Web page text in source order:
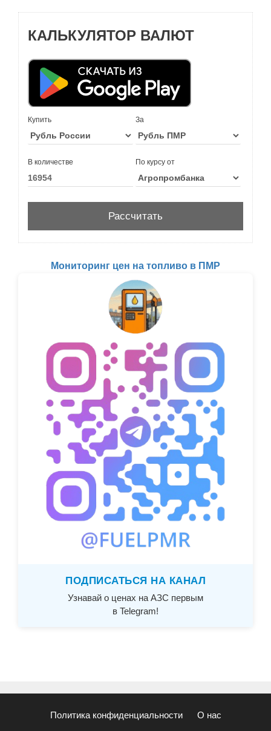
КАЛЬКУЛЯТОР ВАЛЮТ
Купить За
В количестве По курсу от
Мониторинг цен на топливо в ПМР
ПОДПИСАТЬСЯ НА КАНАЛ
Узнавай о ценах на АЗС первым
в Telegram!
Политика конфиденциальности О нас